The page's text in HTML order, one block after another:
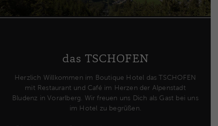
das TSCHOFEN
Herzlich Willkommen im Boutique Hotel das TSCHOFEN
mit Restaurant und Café im Herzen der Alpenstadt
Bludenz in Vorarlberg. Wir freuen uns Dich als Gast bei uns
im Hotel zu begrüßen.